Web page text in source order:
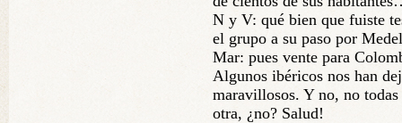
N y V: qué bien que fuiste
el grupo a su paso por
Mar: pues vente para
Algunos ibéricos nos han
maravillosos. Y no, no
otra, ¿no? Salud!